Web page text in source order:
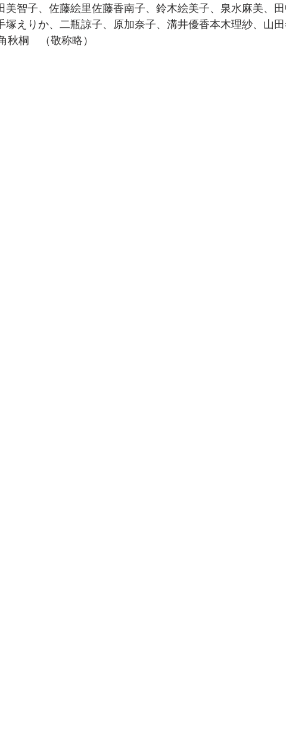
美智子、佐藤絵里佐藤香南子、鈴木絵美子、泉水麻美、
塚えりか、二瓶諒子、原加奈子、溝井優香本木理紗、山
秋桐　（敬称略）